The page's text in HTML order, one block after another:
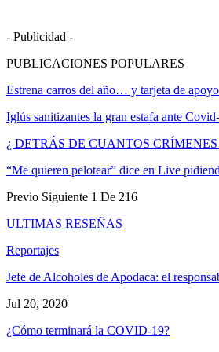
- Publicidad -
PUBLICACIONES POPULARES
Estrena carros del año… y tarjeta de
Iglús sanitizantes la gran estafa ante
¿ DETRÁS DE CUANTOS
“Me quieren pelotear” dice en Live
Previo Siguiente 1 De 216
ULTIMAS RESEÑAS
Reportajes
Jefe de Alcoholes de Apodaca: el
Jul 20, 2020
¿Cómo terminará la COVID-19?